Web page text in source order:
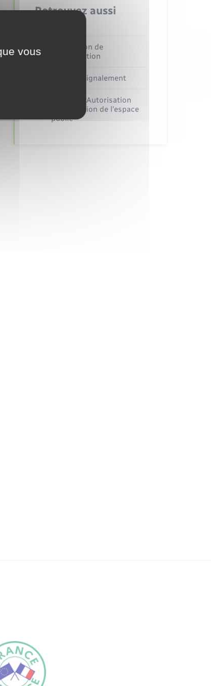
Retrouvez aussi
Déclaration de
manifestation
Faire un signalement
Travaux - Autorisation
d’occupation de l’espace
public
vous